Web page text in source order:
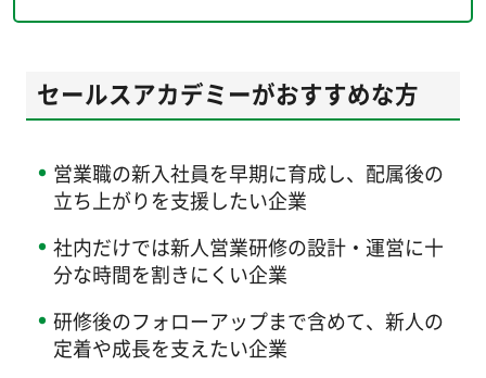
セールスアカデミーがおすすめな方
営業職の新入社員を早期に育成し、配属後の
立ち上がりを支援したい企業
社内だけでは新人営業研修の設計・運営に十
分な時間を割きにくい企業
研修後のフォローアップまで含めて、新人の
定着や成長を支えたい企業